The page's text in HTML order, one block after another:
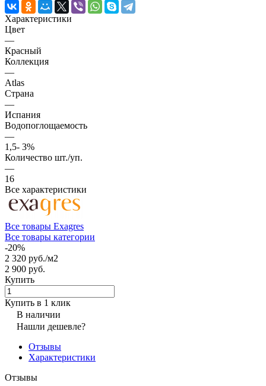
Характеристики
Цвет
—
Красный
Коллекция
—
Atlas
Страна
—
Испания
Водопоглощаемость
—
1,5- 3%
Количество шт./уп.
—
16
Все характеристики
Все товары Exagres
Все товары категории
-20%
2 320 руб./м2
2 900 руб.
Купить
Купить в 1 клик
В наличии
Нашли дешевле?
Отзывы
Характеристики
Отзывы